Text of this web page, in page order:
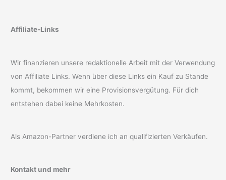
Affiliate-Links
Wir finanzieren unsere redaktionelle Arbeit mit der Verwendung
von Affiliate Links. Wenn über diese Links ein Kauf zu Stande
kommt, bekommen wir eine Provisionsvergütung. Für dich
entstehen dabei keine Mehrkosten.
Als Amazon-Partner verdiene ich an qualifizierten Verkäufen.
Kontakt und mehr